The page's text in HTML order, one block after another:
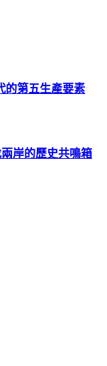
第五生產要素
岸的歷史共鳴箱